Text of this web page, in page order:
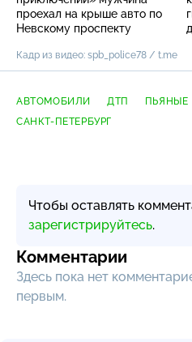
проехал на крыше авто по
Невскому проспекту
Кадр из видео: spb_police78 / t.me
АВТОМОБИЛИ ДТП ПЬЯНЫЕ
САНКТ-ПЕТЕРБУРГ
Чтобы оставлять
зарегистрируйтесь.
Комментарии
Здесь пока нет
первым.